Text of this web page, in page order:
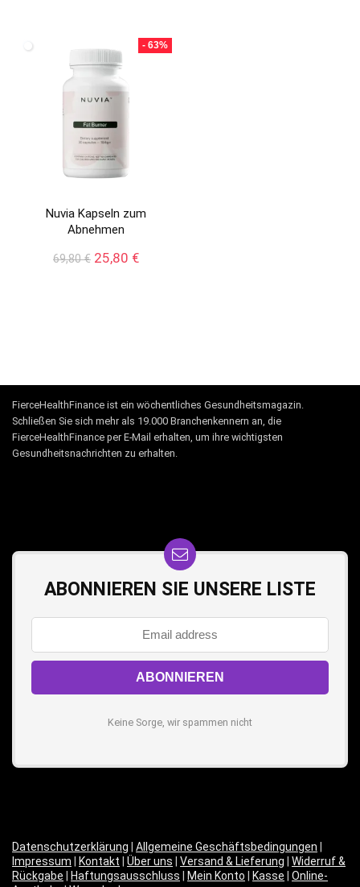
36,65 €.
- 63%
Nuvia Kapseln zum
Abnehmen
69,80€ Ursprünglicher
25,80 €Aktueller
FierceHealthFinance ist ein wöchentliches Gesundheitsmagazin.
Schließen Sie sich mehr als 19.000 Branchenkennern an, die
FierceHealthFinance per E-Mail erhalten, um ihre wichtigsten
Gesundheitsnachrichten zu erhalten.
ABONNIEREN SIE UNSERE LISTE
Keine Sorge, wir spammen nicht
Datenschutzerklärung Allgemeine Geschäftsbedingungen
Impressum
Kontakt Über uns Versand & Lieferung
Widerruf &
Rückgabe
Haftungsausschluss Mein Konto Kasse
Online-